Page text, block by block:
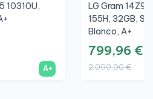
10310U,
A+
LG Gram
155H, 32GB,
Blanco, A+
799,96 €
2.099,00 €